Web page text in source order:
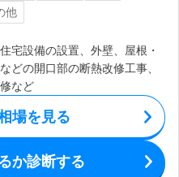
他
宅設備の設置、外壁、屋根・
どの開口部の断熱改修工事、
など
場を見る
か診断する